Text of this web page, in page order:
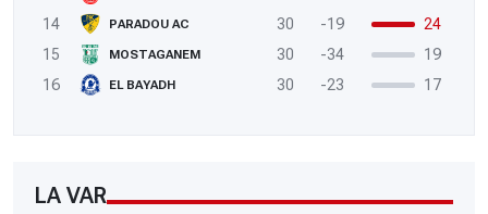
14
PARADOU AC 30 -19
24
15
MOSTAGANEM 30 -34
19
16
EL BAYADH 30 -23 17
LA VAR